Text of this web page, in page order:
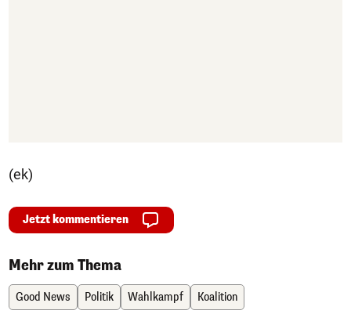
(ek)
Jetzt kommentieren
Mehr zum Thema
Good News Politik Wahlkampf Koalition